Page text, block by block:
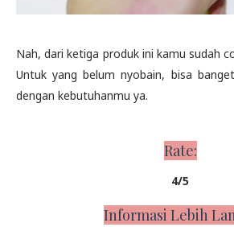
Nah, dari ketiga produk ini kamu sudah
Untuk yang belum nyobain, bisa
dengan kebutuhanmu ya.
Rate:
4/5
Informasi Lebih